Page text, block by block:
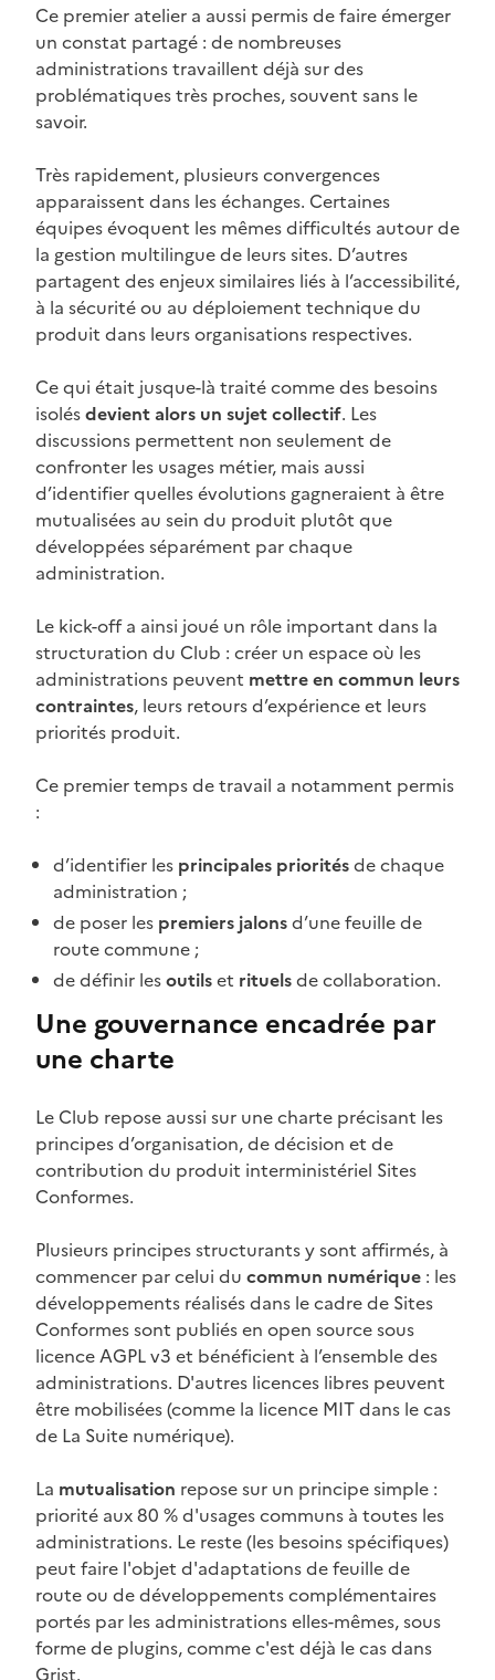
Ce premier atelier a aussi permis de faire émerger
un constat partagé : de nombreuses
administrations travaillent déjà sur des
problématiques très proches, souvent sans le
savoir.
Très rapidement, plusieurs convergences
apparaissent dans les échanges. Certaines
équipes évoquent les mêmes difficultés autour de
la gestion multilingue de leurs sites. D’autres
partagent des enjeux similaires liés à l’accessibilité,
à la sécurité ou au déploiement technique du
produit dans leurs organisations respectives.
Ce qui était jusque-là traité comme des besoins
isolésdevient alors un sujet collectif. Les
discussions permettent non seulement de
confronter les usages métier, mais aussi
d’identifier quelles évolutions gagneraient à être
mutualisées au sein du produit plutôt que
développées séparément par chaque
administration.
Le kick-off a ainsi joué un rôle important dans la
structuration du Club : créer un espace où les
administrations peuvent mettre en commun leurs
contraintes, leurs retours d’expérience et leurs
priorités produit.
Ce premier temps de travail a notamment permis
:
d’identifier les principales prioritésde chaque
administration ;
de poser les premiers jalonsd’une feuille de
route commune ;
de définir lesoutilset rituelsde collaboration.
Une gouvernance encadrée par
une charte
Le Club repose aussi sur une charte précisant les
principes d’organisation, de décision et de
contribution du produit interministériel Sites
Conformes.
Plusieurs principes structurants y sont affirmés, à
commencer par celui du commun numérique : les
développements réalisés dans le cadre de Sites
Conformes sont publiés en open source sous
licence AGPL v3 et bénéficient à l’ensemble des
administrations. D'autres licences libres peuvent
être mobilisées (comme la licence MIT dans le cas
de La Suite numérique).
La mutualisation repose sur un principe simple :
priorité aux 80 % d'usages communs à toutes les
administrations. Le reste (les besoins spécifiques)
peut faire l'objet d'adaptations de feuille de
route ou de développements complémentaires
portés par les administrations elles-mêmes, sous
forme de plugins, comme c'est déjà le cas dans
Grist.